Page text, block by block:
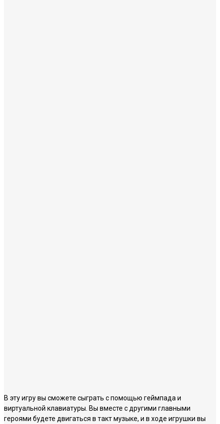
В эту игру вы сможете сыграть с помощью геймпада и
виртуальной клавиатуры. Вы вместе с другими главными
героями будете двигаться в такт музыке, и в ходе игрушки вы